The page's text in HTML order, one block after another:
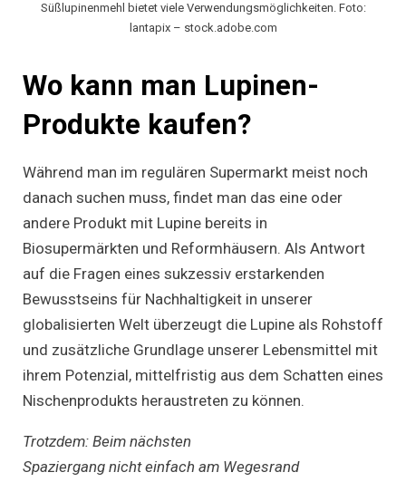
Süßlupinenmehl bietet viele Verwendungsmöglichkeiten. Foto:
lantapix – stock.adobe.com
Wo kann man Lupinen-
Produkte kaufen?
Während man im regulären Supermarkt meist noch
danach suchen muss, findet man das eine oder
andere Produkt mit Lupine bereits in
Biosupermärkten und Reformhäusern. Als Antwort
auf die Fragen eines sukzessiv erstarkenden
Bewusstseins für Nachhaltigkeit in unserer
globalisierten Welt überzeugt die Lupine als Rohstoff
und zusätzliche Grundlage unserer Lebensmittel mit
ihrem Potenzial, mittelfristig aus dem Schatten eines
Nischenprodukts heraustreten zu können.
Trotzdem: Beim nächsten
Spaziergang nicht einfach am Wegesrand